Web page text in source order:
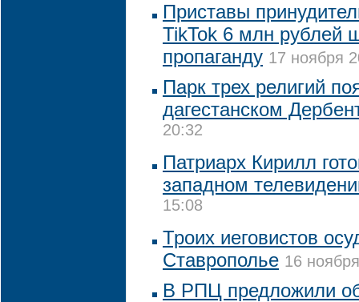
Приставы
TikTok 6 млн рублей
пропаганду 17 ноября
Парк трех религий
дагестанском
20:32
Патриарх Кирилл
западном
15:08
Троих иеговистов
Ставрополье 16
В РПЦ предложили